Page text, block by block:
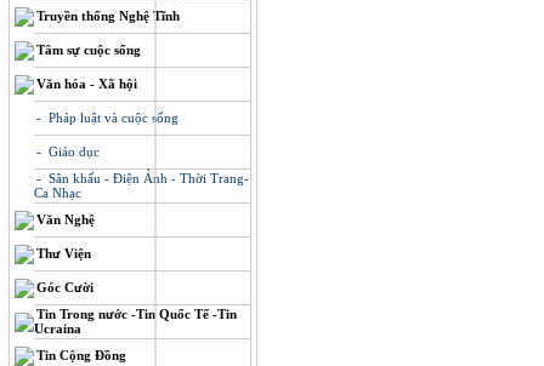
Truyền thống Nghệ Tĩnh
Tâm sự cuộc sống
Văn hóa - Xã hội
- Pháp luật và cuộc sống
- Giáo dục
- Sân khấu - Điện Ảnh - Thời Trang-
Ca Nhạc
Văn Nghệ
Thư Viện
Góc Cười
Tin Trong nước -Tin Quốc Tế -Tin
Ucraina
Tin Cộng Đồng